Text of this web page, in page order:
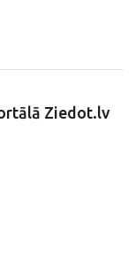
Ziedot.lv